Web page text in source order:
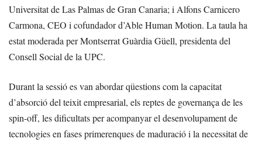
Universitat de Las Palmas de Gran Canaria; i Alfons Carnicero
Carmona, CEO i cofundador d’Able Human Motion. La taula ha
estat moderada per Montserrat Guàrdia Güell, presidenta del
Consell Social de la UPC.
Durant la sessió es van abordar qüestions com la capacitat
d’absorció del teixit empresarial, els reptes de governança de les
spin-off, les dificultats per acompanyar el desenvolupament de
tecnologies en fases primerenques de maduració i la necessitat de